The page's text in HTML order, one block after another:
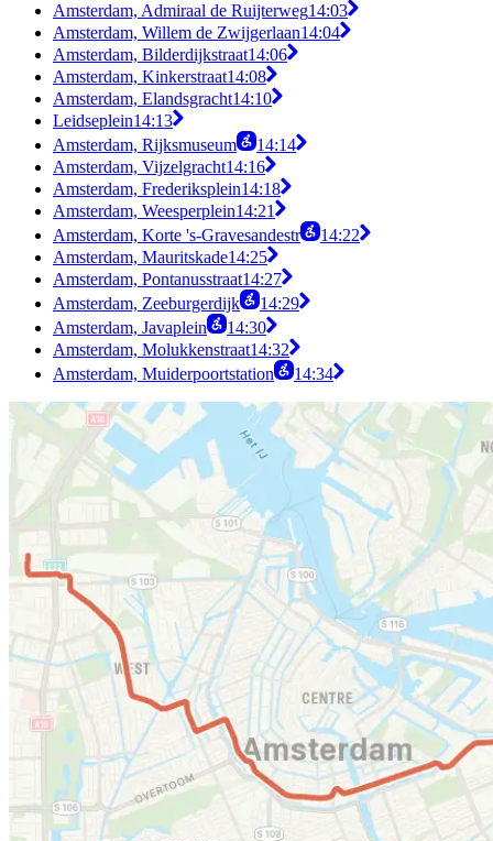
Amsterdam, Admiraal de Ruijterweg14:03
Amsterdam, Willem de Zwijgerlaan14:04
Amsterdam, Bilderdijkstraat14:06
Amsterdam, Kinkerstraat14:08
Amsterdam, Elandsgracht14:10
Leidseplein14:13
Amsterdam, Rijksmuseum
14:14
Amsterdam, Vijzelgracht14:16
Amsterdam, Frederiksplein14:18
Amsterdam, Weesperplein14:21
Amsterdam, Korte 's-Gravesandestr
14:22
Amsterdam, Mauritskade14:25
Amsterdam, Pontanusstraat14:27
Amsterdam, Zeeburgerdijk
14:29
Amsterdam, Javaplein
14:30
Amsterdam, Molukkenstraat14:32
Amsterdam, Muiderpoortstation
14:34